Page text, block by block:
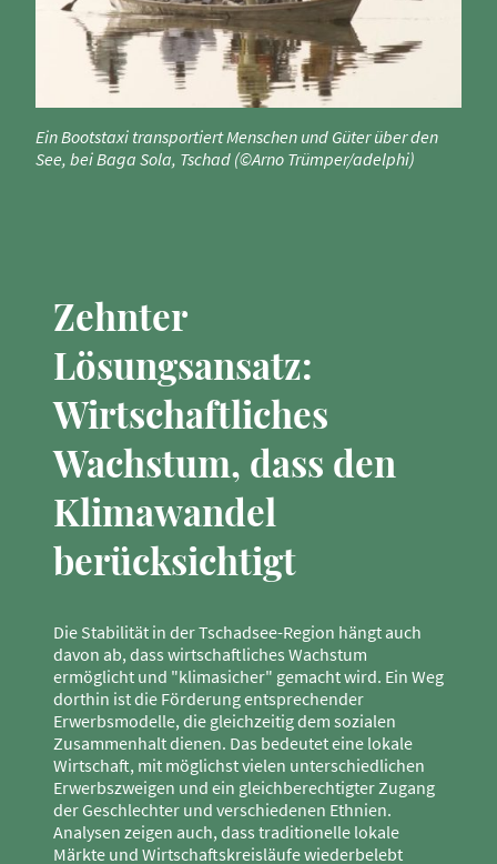
Ein Bootstaxi transportiert Menschen und Güter über den
See, bei Baga Sola, Tschad (©Arno Trümper/adelphi)
Zehnter
Lösungsansatz:
Wirtschaftliches
Wachstum, dass den
Klimawandel
berücksichtigt
Die Stabilität in der Tschadsee-Region hängt auch
davon ab, dass wirtschaftliches Wachstum
ermöglicht und "klimasicher" gemacht wird. Ein Weg
dorthin ist die Förderung entsprechender
Erwerbsmodelle, die gleichzeitig dem sozialen
Zusammenhalt dienen. Das bedeutet eine lokale
Wirtschaft, mit möglichst vielen unterschiedlichen
Erwerbszweigen und ein gleichberechtigter Zugang
der Geschlechter und verschiedenen Ethnien.
Analysen zeigen auch, dass traditionelle lokale
Märkte und Wirtschaftskreisläufe wiederbelebt